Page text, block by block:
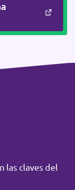
las claves del